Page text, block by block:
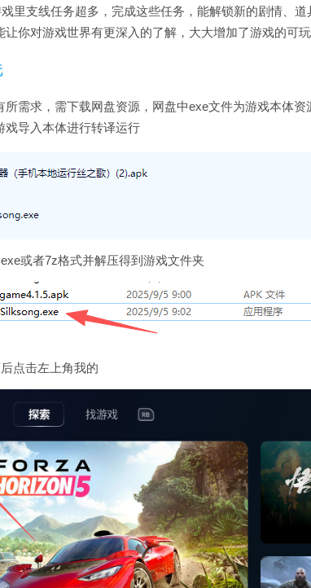
里支线任务超多，完成这些任务，能解锁新的剧情、
你对游戏世界有更深入的了解，大大增加了游戏的可玩
需求，需下载网盘资源，网盘中exe文件为游戏本体
戏导入本体进行转译运行
或者7z格式并解压得到游戏文件夹
点击左上角我的